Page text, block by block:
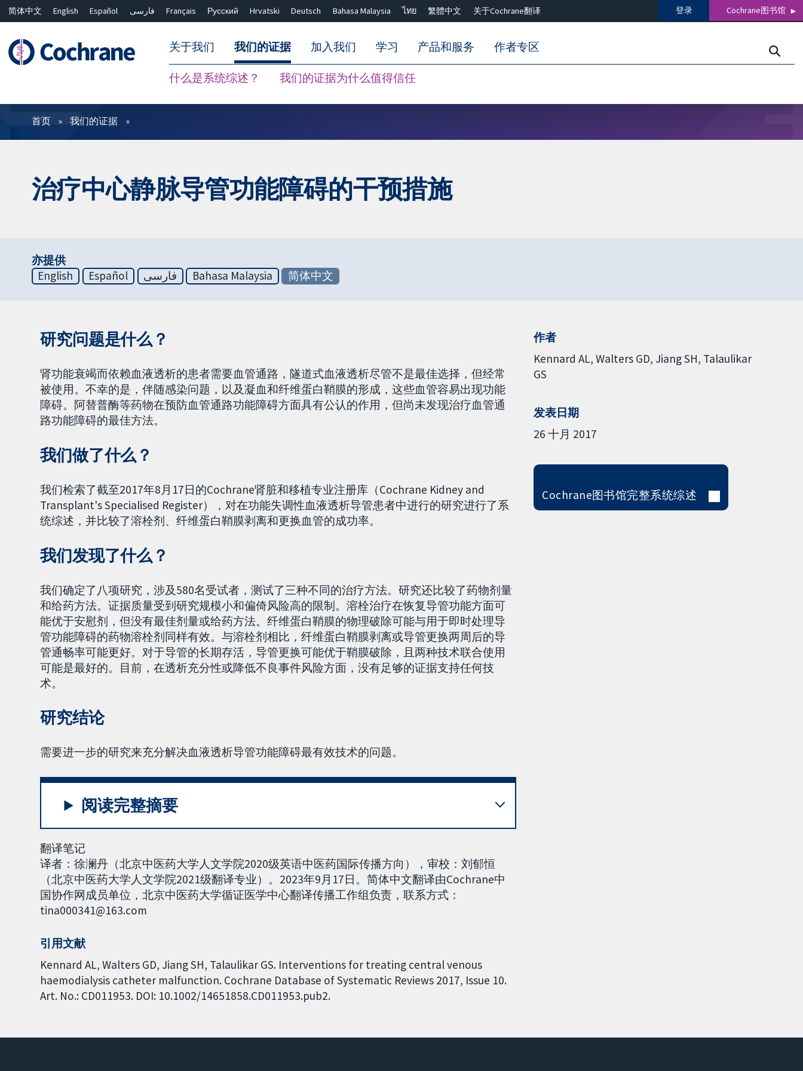
简体中文 English Español فارسی Français Русский Hrvatski Deutsch Bahasa Malaysia ไทย 繁體中文 关于Cochrane翻译 登录 Cochrane图书馆
关于我们 我们的证据
什么是系统综述？ 我们的证据为什么值得信任
加入我们 学习 产品和服务 作者专区
过滤
首页 我们的证据
治疗中心静脉导管功能障碍的干预措施
亦提供
English
Español فارسی Bahasa Malaysia 简体中文
研究问题是什么？
肾功能衰竭而依赖血液透析的患者需要血管通路，隧道式血液透析尽管不是最佳选择，但经常
被使用。不幸的是，伴随感染问题，以及凝血和纤维蛋白鞘膜的形成，这些血管容易出现功能
障碍。阿替普酶等药物在预防血管通路功能障碍方面具有公认的作用，但尚未发现治疗血管通
路功能障碍的最佳方法。
我们做了什么？
我们检索了截至2017年8月17日的Cochrane肾脏和移植专业注册库（Cochrane Kidney and
Transplant's Specialised Register），对在功能失调性血液透析导管患者中进行的研究进行了系
统综述，并比较了溶栓剂、纤维蛋白鞘膜剥离和更换血管的成功率。
我们发现了什么？
我们确定了八项研究，涉及580名受试者，测试了三种不同的治疗方法。研究还比较了药物剂量
和给药方法。证据质量受到研究规模小和偏倚风险高的限制。溶栓治疗在恢复导管功能方面可
能优于安慰剂，但没有最佳剂量或给药方法。纤维蛋白鞘膜的物理破除可能与用于即时处理导
管功能障碍的药物溶栓剂同样有效。与溶栓剂相比，纤维蛋白鞘膜剥离或导管更换两周后的导
管通畅率可能更好。对于导管的长期存活，导管更换可能优于鞘膜破除，且两种技术联合使用
可能是最好的。目前，在透析充分性或降低不良事件风险方面，没有足够的证据支持任何技
术。
研究结论
需要进一步的研究来充分解决血液透析导管功能障碍最有效技术的问题。
阅读完整摘要
翻译笔记
译者：徐澜丹（北京中医药大学人文学院2020级英语中医药国际传播方向），审校：刘郁恒
（北京中医药大学人文学院2021级翻译专业）。2023年9月17日。简体中文翻译由Cochrane中
国协作网成员单位，北京中医药大学循证医学中心翻译传播工作组负责，联系方式：
tina000341@163.com
引用文献
Kennard AL, Walters GD, Jiang SH, Talaulikar GS. Interventions for treating central venous
haemodialysis catheter malfunction. Cochrane Database of Systematic Reviews 2017, Issue 10.
Art. No.: CD011953. DOI: 10.1002/14651858.CD011953.pub2.
作者
Kennard AL Walters GD Jiang SH Talaulikar
GS
发表日期
26 十月 2017
Cochrane图书馆完整系统综述